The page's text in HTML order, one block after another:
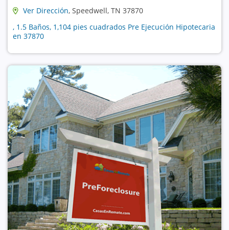
Ver Dirección, Speedwell, TN 37870
, 1.5 Baños, 1,104 pies cuadrados Pre Ejecución Hipotecaria
en 37870